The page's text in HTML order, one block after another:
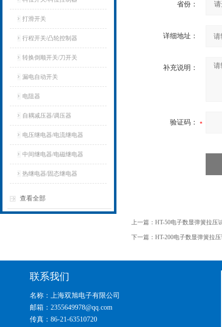
打滑开关
行程开关/凸轮控制器
转换倒顺开关/刀开关
漏电自动开关
电阻器
自耦减压器/调压器
电压继电器/电流继电器
中间继电器/电磁继电器
热继电器/固态继电器
查看全部
省份：
详细地址：
补充说明：
验证码：
上一篇： HT-50电子数显弹簧拉压
下一篇： HT-200电子数显弹簧拉压
联系我们
名称：上海双旭电子有限公司
邮箱：2355649978@qq.com
传真：86-21-63510720